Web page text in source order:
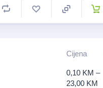
Cijena
0,10 KM –
23,00 KM